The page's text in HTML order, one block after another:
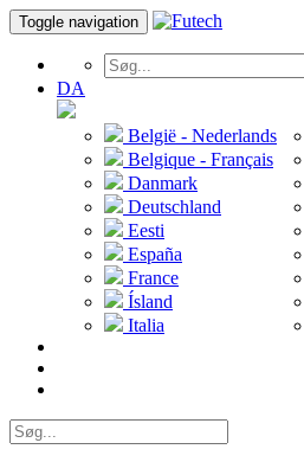
Toggle navigation
DA
België - Nederlands
Belgique - Français
Danmark
Deutschland
Eesti
España
France
Ísland
Italia